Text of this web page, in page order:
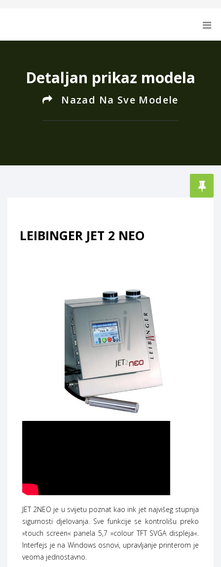
Detaljan prikaz modela
Nazad Na Sve Modele
LEIBINGER JET 2 NEO
JET 2NEO je u svijetu poznat kao ink jet najvišeg stupnja
sigurnosti djelovanja. Sve funkcije se kontrolišu preko
»touch screen« panela 5,7 »colour TFT SVGA displeja«.
Interfejs je na Windows osnovi, upravljanje printerom je
veoma jednostavno.